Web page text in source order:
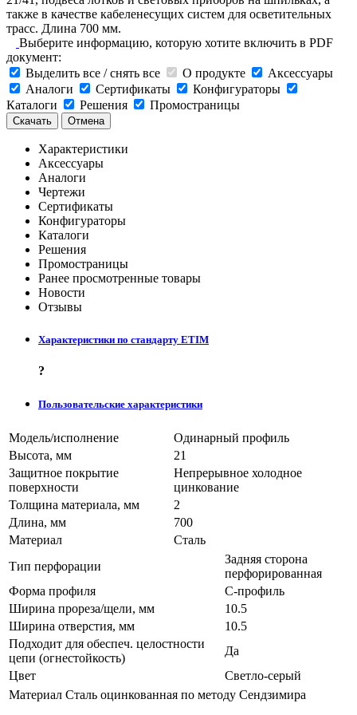
также в качестве кабеленесущих систем для осветительных
трасс. Длина 700 мм.
Выберите информацию, которую хотите включить в PDF
документ:
Выделить все / снять все
О продукте
Аксессуары
Аналоги
Сертификаты
Конфигураторы
Каталоги
Решения Промостраницы
Скачать Отмена
Характеристики
Аксессуары
Аналоги
Чертежи
Сертификаты
Конфигураторы
Каталоги
Решения
Промостраницы
Ранее просмотренные товары
Новости
Отзывы
Характеристики по стандарту ETIM
?
Пользовательские характеристики
Модель/исполнение
Одинарный профиль
Высота, мм
21
Защитное покрытие
поверхности
Непрерывное холодное
цинкование
Толщина материала, мм
2
Длина, мм
700
Материал
Сталь
Тип перфорации
Задняя сторона
перфорированная
Форма профиля
С-профиль
Ширина прореза/щели, мм
10.5
Ширина отверстия, мм
10.5
Подходит для обеспеч. целостности
цепи (огнестойкость)
Да
Цвет
Светло-серый
Материал Сталь оцинкованная по методу Сендзимира